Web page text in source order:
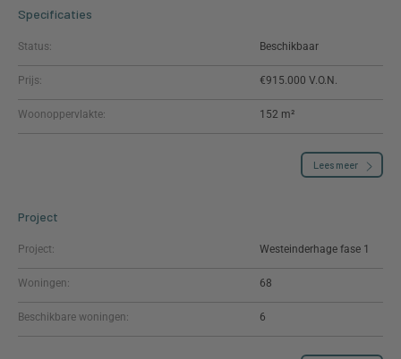
Specificaties
Status: Beschikbaar
Prijs: €915.000
Woonoppervlakte: 152 m²
Lees meer
Project
Project: Westeinderhage fase 1
Woningen: 68
Beschikbare woningen: 6